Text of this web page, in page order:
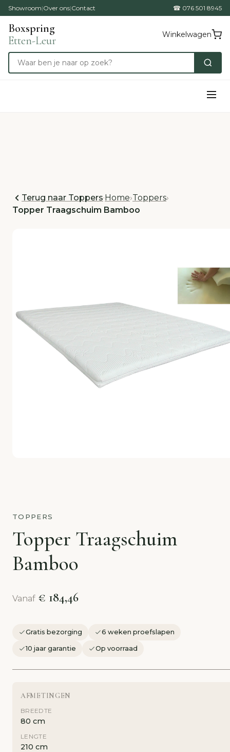
Showroom|Over ons|Contact ☎ 076 501 8945
Boxspring
Etten-Leur
Winkelwagen
Terug naar Toppers·Home›Toppers›
Topper Traagschuim Bamboo
TOPPERS
Topper Traagschuim
Bamboo
Vanaf € 184,46
Gratis bezorging 6 weken proefslapen
10 jaar garantie Op voorraad
AFMETINGEN
BREEDTE
80 cm
LENGTE
210 cm